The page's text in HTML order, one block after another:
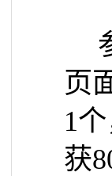
页
1
获